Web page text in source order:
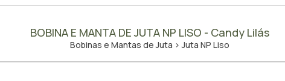
BOBINA E MANTA DE JUTA NP LISO - Candy Lilás
Bobinas e Mantas de Juta > Juta NP Liso